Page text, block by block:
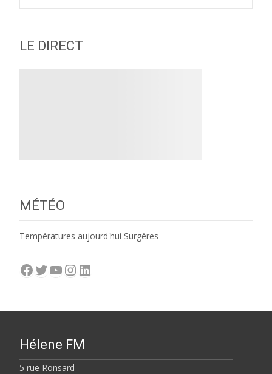
LE DIRECT
MÉTÉO
Températures aujourd'hui Surgères
Facebook
Twitter
YouTube
Instagram
LinkedIn
Hélene FM
5 rue Ronsard